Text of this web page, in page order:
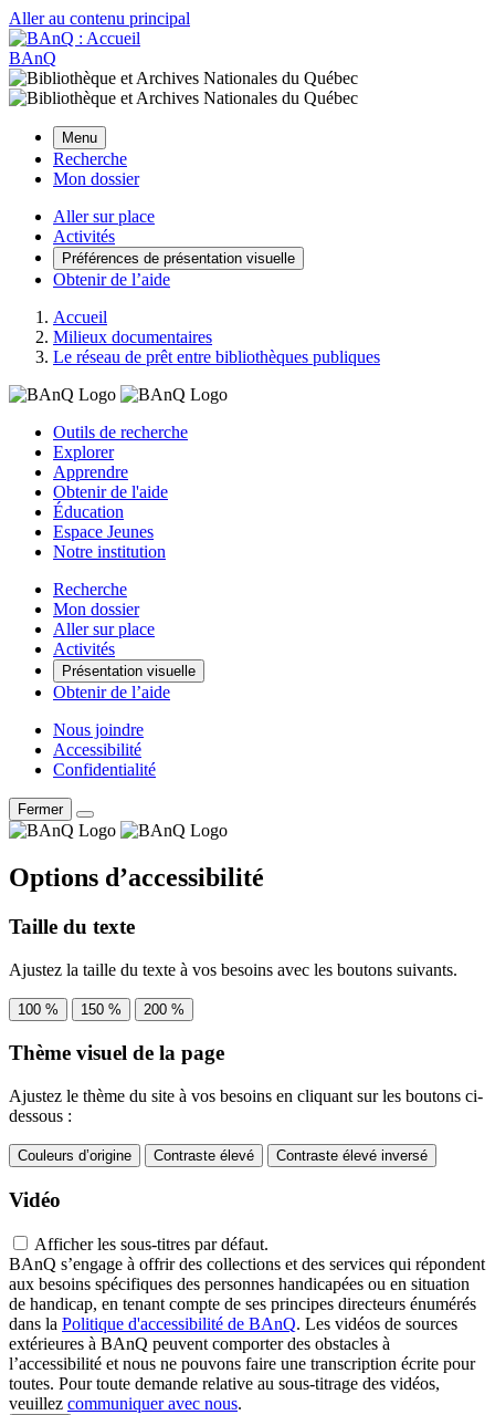
Aller au contenu principal
BAnQ
Menu
Recherche
Mon dossier
Aller sur place
Activités
Préférences de présentation visuelle
Obtenir de l’aide
Accueil
Milieux documentaires
Le réseau de prêt entre bibliothèques publiques
Outils de recherche
Explorer
Apprendre
Obtenir de l'aide
Éducation
Espace Jeunes
Notre institution
Recherche
Mon dossier
Aller sur place
Activités
Présentation visuelle
Obtenir de l’aide
Nous joindre
Accessibilité
Confidentialité
Fermer
Options d’accessibilité
Taille du texte
Ajustez la taille du texte à vos besoins avec les boutons suivants.
100 % 150 % 200 %
Thème visuel de la page
Ajustez le thème du site à vos besoins en cliquant sur les boutons ci-
dessous :
Couleurs d’origine Contraste élevé Contraste élevé inversé
Vidéo
Afficher les sous-titres par défaut.
BAnQ s’engage à offrir des collections et des services qui répondent
aux besoins spécifiques des personnes handicapées ou en situation
de handicap, en tenant compte de ses principes directeurs énumérés
dans la Politique d'accessibilité de BAnQ. Les vidéos de sources
extérieures à BAnQ peuvent comporter des obstacles à
l’accessibilité et nous ne pouvons faire une transcription écrite pour
toutes. Pour toute demande relative au sous-titrage des vidéos,
veuillez communiquer avec nous.